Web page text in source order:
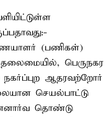
(பணிகள்)
பெருநகர
நகர்ப்புற ஆதரவற்றோர்
செயல்பாட்டு
தொண்டு